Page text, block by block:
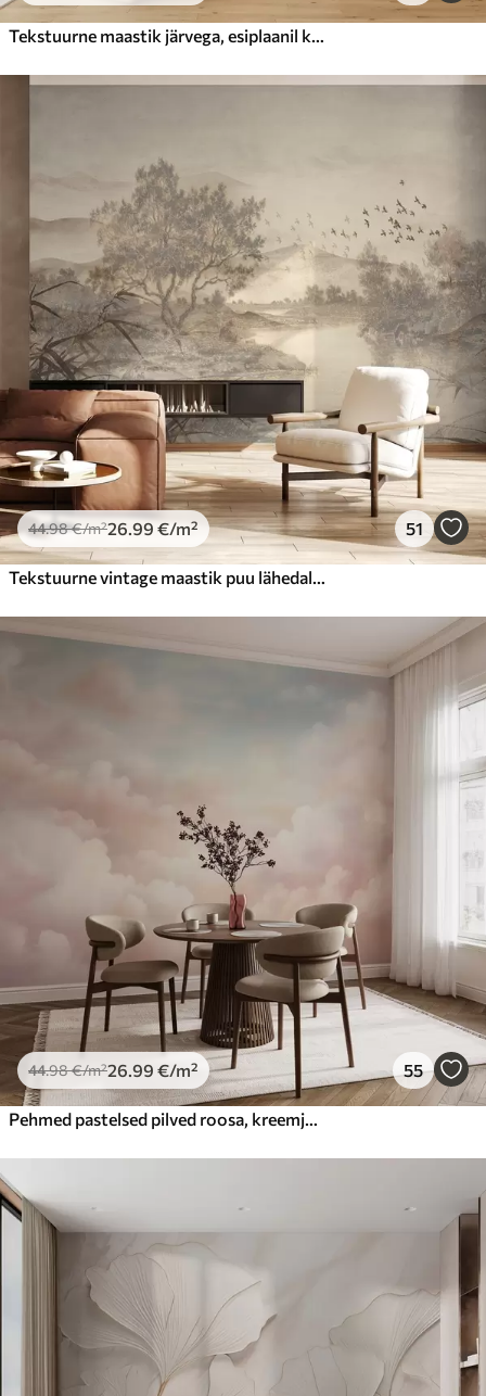
44.98€/m²26 .99 €/m² 51
44.98€/m²26 .99 €/m² 55